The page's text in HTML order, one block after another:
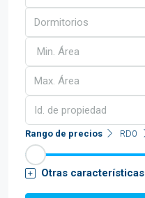
Dormitorios
Rango de precios RD0
Otras características